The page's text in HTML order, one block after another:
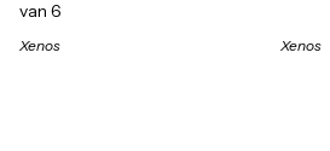
van 6
Xenos Xenos